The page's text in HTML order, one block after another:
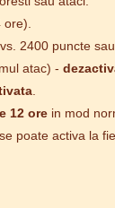
2400 puncte
atac) -
.
12 ore in mod
poate activa la